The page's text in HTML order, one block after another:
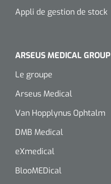
Appli de gestion de stock
ARSEUS MEDICAL GROUP
Le groupe
Arseus Medical
Van Hopplynus Ophtalm
DMB Medical
eXmedical
BlooMEDical